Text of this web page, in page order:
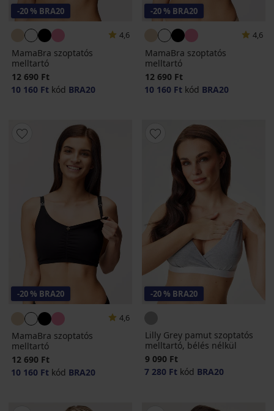
-20 % BRA20
4,6
MamaBra szoptatós
melltartó
12 690 Ft
10 160 Ft kód BRA20
-20 % BRA20
4,6
MamaBra szoptatós
melltartó
12 690 Ft
10 160 Ft kód BRA20
-20 % BRA20
4,6
MamaBra szoptatós
melltartó
12 690 Ft
10 160 Ft kód BRA20
-20 % BRA20
Lilly Grey pamut szoptatós
melltartó, bélés nélkül
9 090 Ft
7 280 Ft kód BRA20